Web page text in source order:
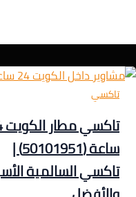
تاكسي
ساعة (50101951) |
تاكسي السالمية